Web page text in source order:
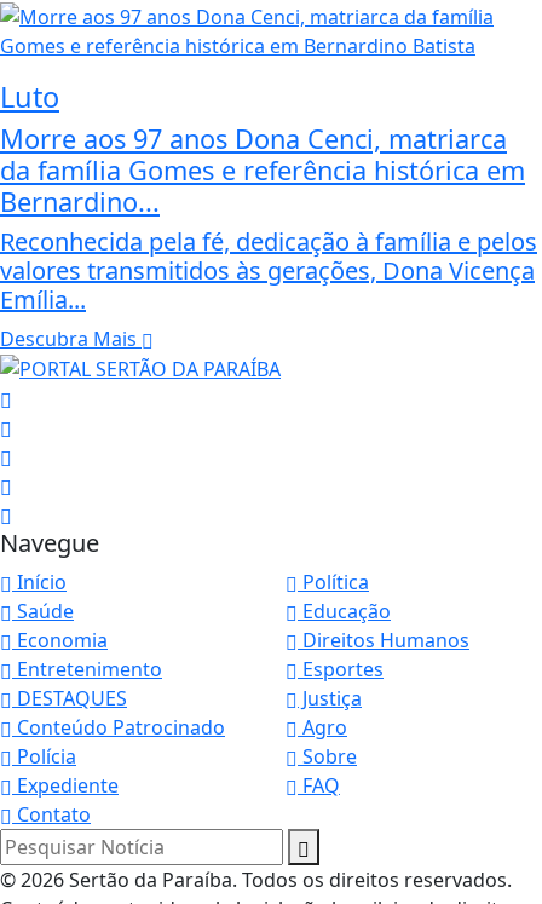
Luto
Morre aos 97 anos Dona Cenci, matriarca
da família Gomes e referência histórica em
Bernardino...
Reconhecida pela fé, dedicação à família e pelos
valores transmitidos às gerações, Dona Vicença
Emília...
Descubra Mais
Navegue
Início
Política
Saúde
Educação
Economia
Direitos Humanos
Entretenimento
Esportes
DESTAQUES
Justiça
Conteúdo Patrocinado
Agro
Polícia
Sobre
Expediente
FAQ
Contato
Pesquisar Notícia
© 2026 Sertão da Paraíba. Todos os direitos reservados.